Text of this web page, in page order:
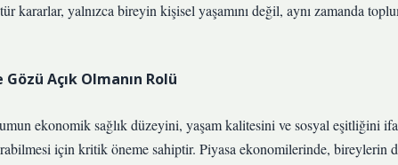
kararlar, yalnızca bireyin kişisel yaşamını değil, aynı zamanda
Açık Olmanın Rolü
ekonomik sağlık düzeyini, yaşam kalitesini ve sosyal eşitliğini
için kritik öneme sahiptir. Piyasa ekonomilerinde, bireylerin